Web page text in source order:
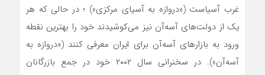
غرب آسیاست («دروازه به آسیای مرکزی») ؛ در حالی‌ که هر
یک از دولت‌های آسه‌آن نیز می‌کوشیدند خود را بهترین نقطه
ورود به بازارهای آسه‌آن برای ایران معرفی کنند («دروازه به
آسه‌آن»). در سخنرانی سال ۲۰۰۲ خود در جمع بازرگانان